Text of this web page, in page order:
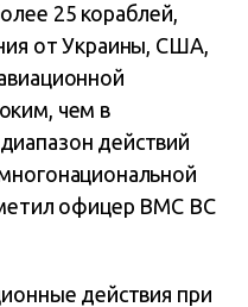
25 кораблей,
от Украины, США,
чем в
действий
офицер ВМС ВС
действия при